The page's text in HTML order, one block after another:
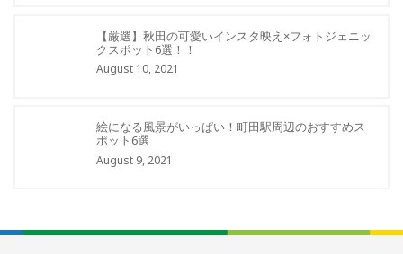
【厳選】秋田の可愛いインスタ映え×フォトジェニッ
クスポット6選！！
August 10, 2021
絵になる風景がいっぱい！町田駅周辺のおすすめス
ポット6選
August 9, 2021